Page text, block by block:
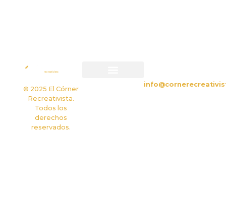
© 2025 El Córner
Recreativista.
Todos los
derechos
reservados.